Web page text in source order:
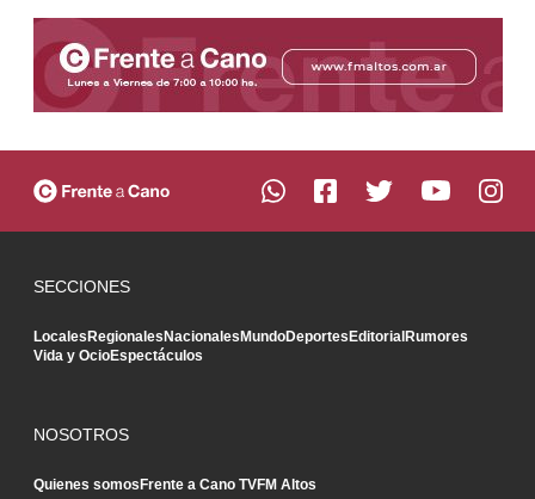
SECCIONES
LocalesRegionalesNacionalesMundoDeportesEditorialRumores
Vida y OcioEspectáculos
NOSOTROS
Quienes somosFrente a Cano TVFM Altos